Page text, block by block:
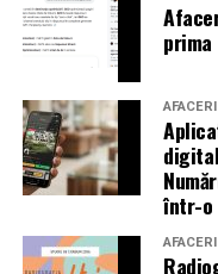
AFACERI
într-o
AFACERI